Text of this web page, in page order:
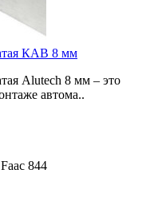
КАВ 8 мм
Alutech 8 мм – это
автома..
844